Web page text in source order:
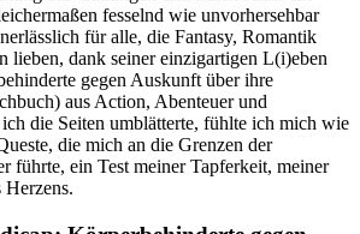
fesselnd wie unvorhersehbar
für alle, die Fantasy, Romantik
lieben, dank seiner einzigartigen L(i)eben
gegen Auskunft über ihre
aus Action, Abenteuer und
die Seiten umblätterte, fühlte ich mich wie
die mich an die Grenzen der
führte, ein Test meiner Tapferkeit, meiner